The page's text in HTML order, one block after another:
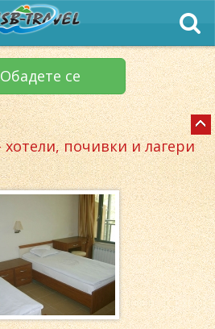
Обадете се
хотели, почивки и лагери